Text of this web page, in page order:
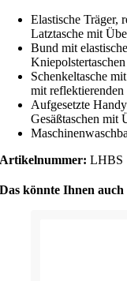
Elastische Träger,
Latztasche mit
Bund mit
Kniepolstertaschen
Schenkeltasche
mit reflektierenden
Aufgesetzte
Gesäßtaschen mit
Artikelnummer: LHBS
Das könnte Ihnen auch